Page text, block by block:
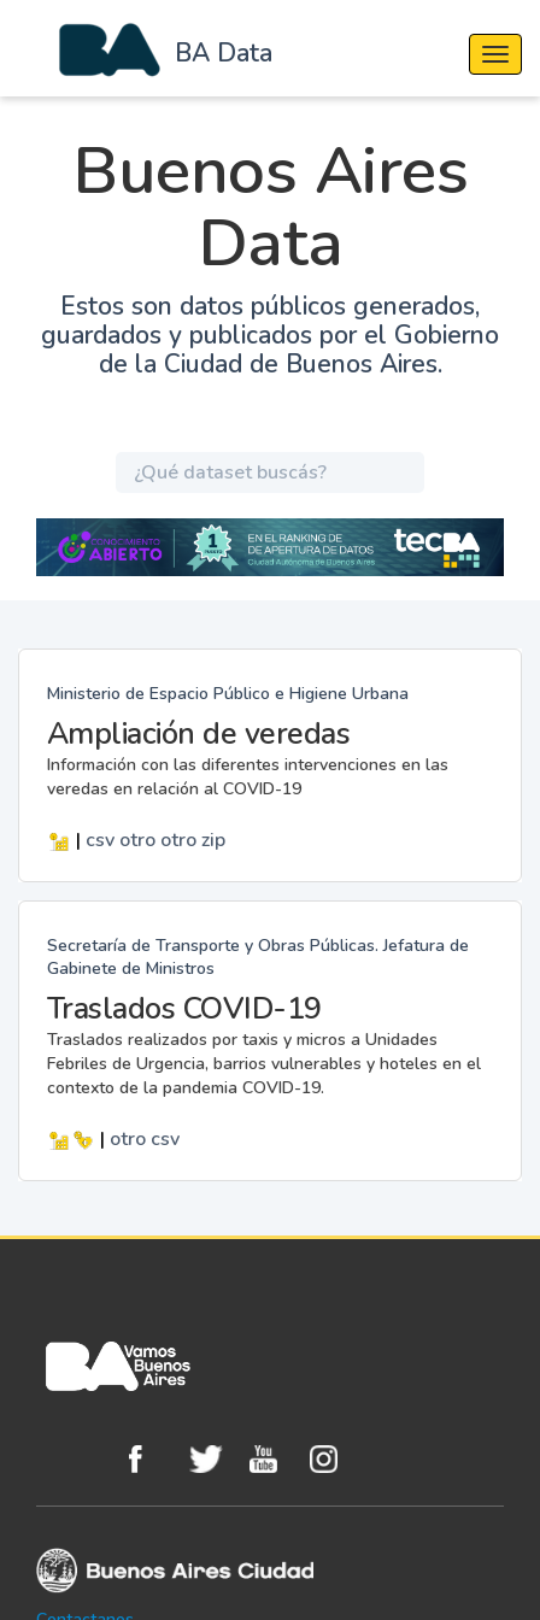
BA Data
Buenos Aires
Data
Estos son datos públicos generados,
guardados y publicados por el Gobierno
de la Ciudad de Buenos Aires.
Ministerio de Espacio Público e Higiene Urbana
Ampliación de veredas
Información con las diferentes intervenciones en las
veredas en relación al COVID-19
| csv otro otro zip
Secretaría de Transporte y Obras Públicas. Jefatura de
Gabinete de Ministros
Traslados COVID-19
Traslados realizados por taxis y micros a Unidades
Febriles de Urgencia, barrios vulnerables y hoteles en el
contexto de la pandemia COVID-19.
| otro csv